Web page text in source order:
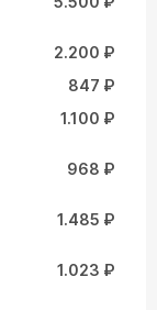
2.200 ₽
847 ₽
1.100 ₽
968 ₽
1.485 ₽
1.023 ₽